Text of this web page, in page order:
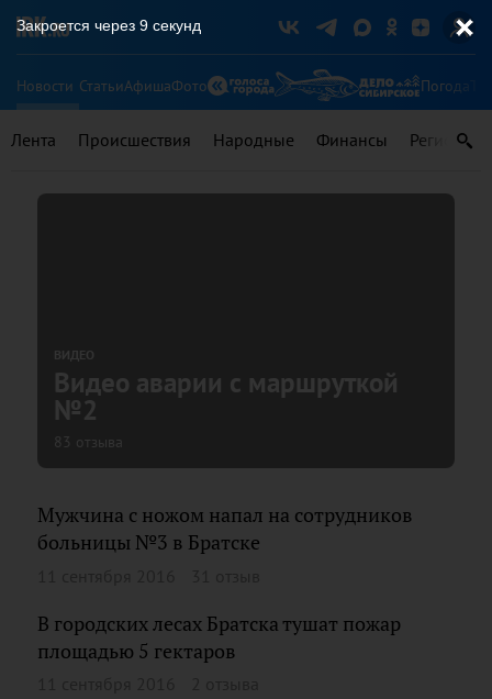
Новости СтатьиАфишаФото Погода
Лента Происшествия Народные Финансы Регионы
ВИДЕО
Видео аварии с маршруткой
№2
83 отзыва
Мужчина с ножом напал на сотрудников
больницы №3 в Братске
В городских лесах Братска тушат пожар
площадью 5 гектаров
Закроется через 9 секунд